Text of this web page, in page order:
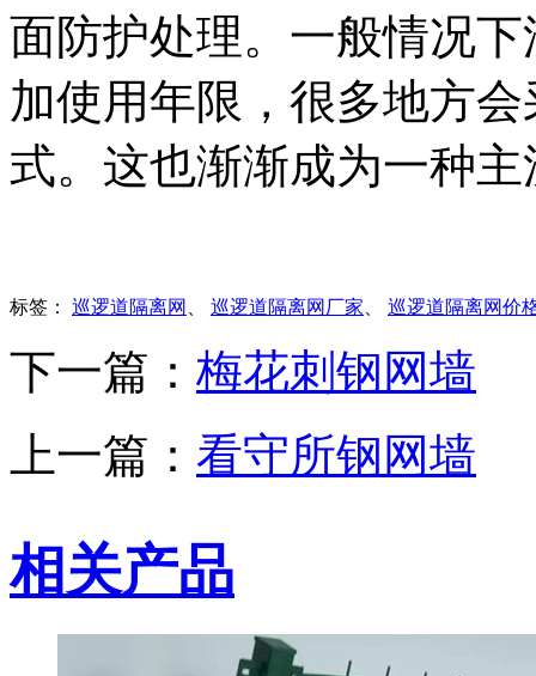
面防护处理。一般情况
加使用年限，很多地方
式。这也渐渐成为一种
标签： 巡逻道隔离网 、 巡逻道隔离网厂家、 巡逻道隔离网价
下一篇： 梅花刺钢网墙
上一篇： 看守所钢网墙
相关产品